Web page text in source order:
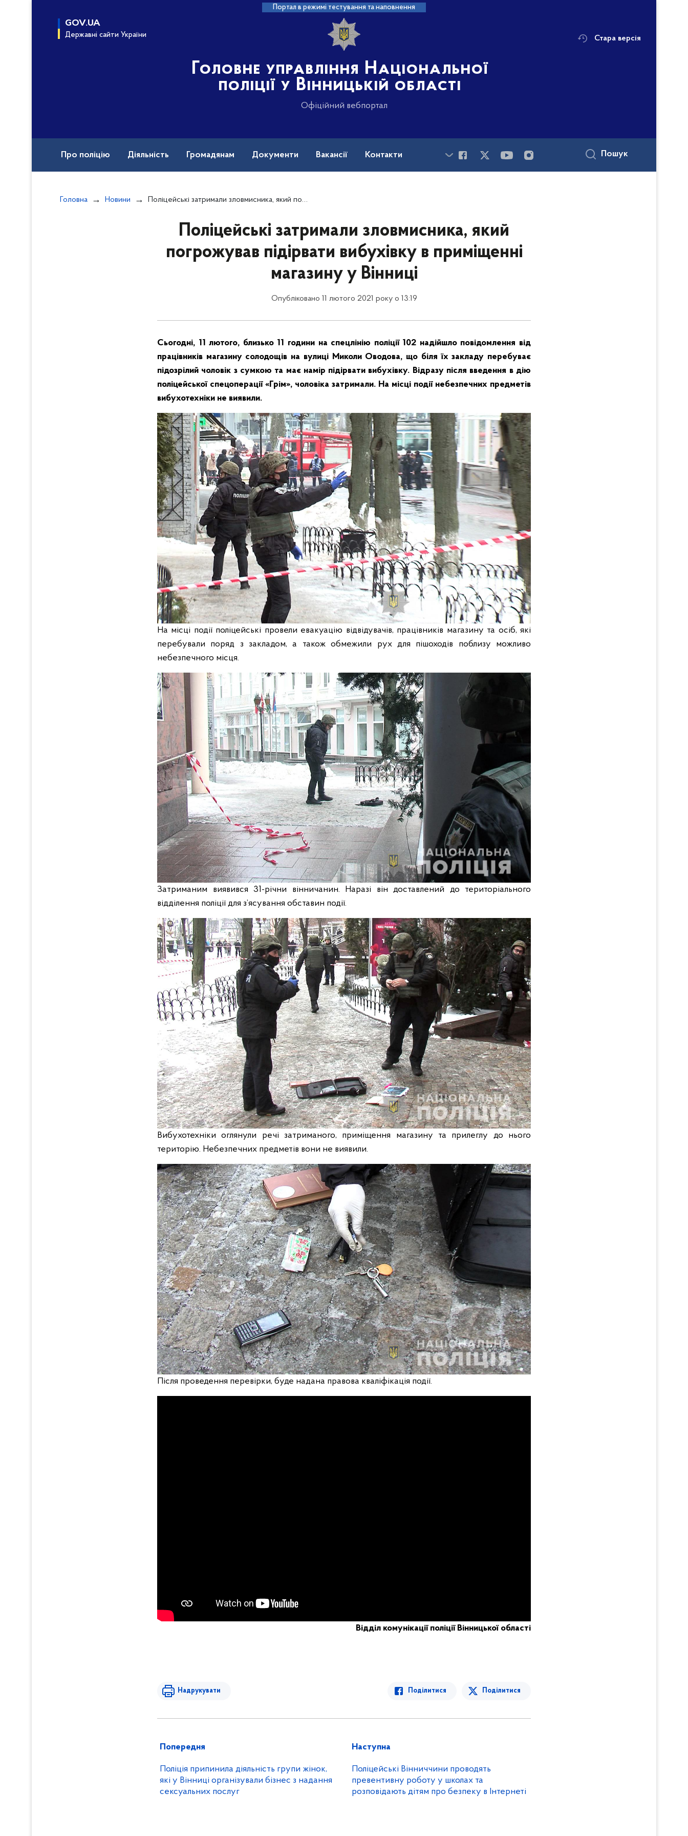
Портал в режимі тестування та наповнення
GOV.UA
Державні сайти України
Головне управління Національної
поліції у Вінницькій області
Офіційний вебпортал
Стара версія
Про поліцію Діяльність Громадянам Документи Вакансії Контакти Пошук
Головна Новини Поліцейські затримали зловмисника, який погрожував підірвати вибухівку в приміщенні магазину у Вінниці
Поліцейські затримали зловмисника, який
погрожував підірвати вибухівку в приміщенні
магазину у Вінниці
Опубліковано 11 лютого 2021 року о 13:19
Сьогодні, 11 лютого, близько 11 години на спецлінію поліції 102 надійшло повідомлення від
працівників магазину солодощів на вулиці Миколи Оводова, що біля їх закладу перебуває
підозрілий чоловік з сумкою та має намір підірвати вибухівку. Відразу після введення в дію
поліцейської спецоперації «Грім», чоловіка затримали. На місці події небезпечних предметів
вибухотехніки не виявили.
На місці події поліцейські провели евакуацію відвідувачів, працівників магазину та осіб, які
перебували поряд з закладом, а також обмежили рух для пішоходів поблизу можливо
небезпечного місця.
Затриманим виявився 31-річни вінничанин. Наразі він доставлений до територіального
відділення поліції для з’ясування обставин події.
Вибухотехніки оглянули речі затриманого, приміщення магазину та прилеглу до нього
територію. Небезпечних предметів вони не виявили.
Після проведення перевірки, буде надана правова кваліфікація події.
Відділ комунікації поліціїВінницької області
Надрукувати Поділитися Поділитися
Попередня
Поліція припинила діяльність групи жінок,
які у Вінниці організували бізнес з надання
сексуальних послуг
Наступна
Поліцейські Вінниччини проводять
превентивну роботу у школах та
розповідають дітям про безпеку в Інтернеті